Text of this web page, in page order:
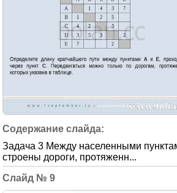
Задача 3 Между населенными
строены дороги, протяженн...
9